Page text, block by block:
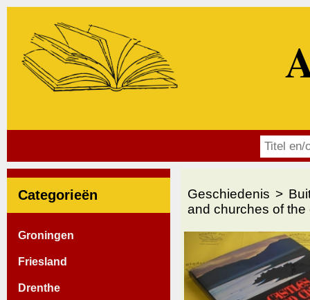
Categorieën
Groningen
Friesland
Drenthe
Geschiedenis
and churches of